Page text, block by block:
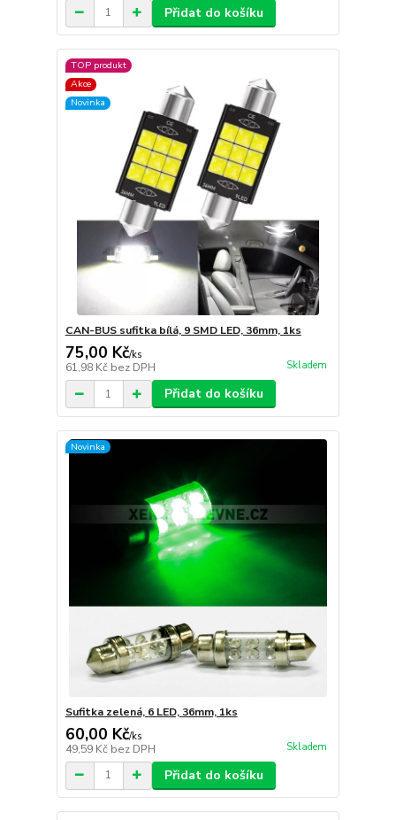
Přidat do košíku
TOP produkt
Akce
Novinka
CAN-BUS sufitka bílá, 9 SMD LED, 36mm, 1ks
75,00 Kč/ks
61,98 Kč bez DPH Skladem
Přidat do košíku
Novinka
Sufitka zelená, 6 LED, 36mm, 1ks
60,00 Kč/ks
49,59 Kč bez DPH Skladem
Přidat do košíku